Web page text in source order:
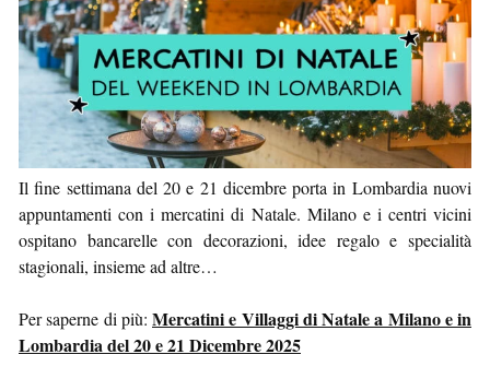
Il fine settimana del 20 e 21 dicembre porta in Lombardia nuovi
appuntamenti con i mercatini di Natale. Milano e i centri vicini
ospitano bancarelle con decorazioni, idee regalo e specialità
stagionali, insieme ad altre…
Per saperne di più: Mercatini e Villaggi di Natale a Milano e in
Lombardia del 20 e 21 Dicembre 2025